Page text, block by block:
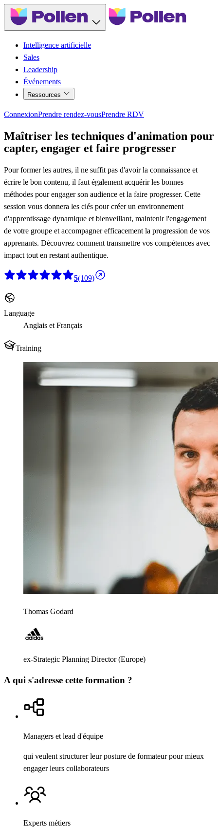
Intelligence artificielle
Sales
Leadership
Événements
Ressources
ConnexionPrendre rendez-vousPrendre RDV
Maîtriser les techniques d'animation pour
capter, engager et faire progresser
Pour former les autres, il ne suffit pas d'avoir la connaissance et
écrire le bon contenu, il faut également acquérir les bonnes
méthodes pour engager son audience et la faire progresser. Cette
session vous donnera les clés pour créer un environnement
d'apprentissage dynamique et bienveillant, maintenir l'engagement
de votre groupe et accompagner efficacement la progression de vos
apprenants. Découvrez comment transmettre vos compétences avec
impact tout en restant authentique.
5(109)
Language
Anglais et Français
Training
Thomas Godard
ex-Strategic Planning Director (Europe)
A qui s'adresse cette formation ?
Managers et lead d'équipe
qui veulent structurer leur posture de formateur pour mieux
engager leurs collaborateurs
Experts métiers